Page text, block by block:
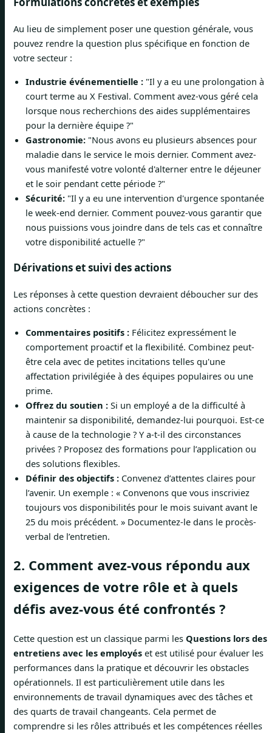
Au lieu de simplement poser une question générale, vous
pouvez rendre la question plus spécifique en fonction de
votre secteur :
Industrie événementielle : "Il y a eu une prolongation à
court terme au X Festival. Comment avez-vous géré cela
lorsque nous recherchions des aides supplémentaires
pour la dernière équipe ?"
Gastronomie: "Nous avons eu plusieurs absences pour
maladie dans le service le mois dernier. Comment avez-
vous manifesté votre volonté d'alterner entre le déjeuner
et le soir pendant cette période ?"
Sécurité: "Il y a eu une intervention d'urgence spontanée
le week-end dernier. Comment pouvez-vous garantir que
nous puissions vous joindre dans de tels cas et connaître
votre disponibilité actuelle ?"
Dérivations et suivi des actions
Les réponses à cette question devraient déboucher sur des
actions concrètes :
Commentaires positifs : Félicitez expressément le
comportement proactif et la flexibilité. Combinez peut-
être cela avec de petites incitations telles qu'une
affectation privilégiée à des équipes populaires ou une
prime.
Offrez du soutien : Si un employé a de la difficulté à
maintenir sa disponibilité, demandez-lui pourquoi. Est-ce
à cause de la technologie ? Y a-t-il des circonstances
privées ? Proposez des formations pour l’application ou
des solutions flexibles.
Définir des objectifs : Convenez d’attentes claires pour
l’avenir. Un exemple : « Convenons que vous inscriviez
toujours vos disponibilités pour le mois suivant avant le
25 du mois précédent. » Documentez-le dans le procès-
verbal de l’entretien.
2. Comment avez-vous répondu aux
exigences de votre rôle et à quels
défis avez-vous été confrontés ?
Cette question est un classique parmi les Questions lors des
entretiens avec les employés et est utilisé pour évaluer les
performances dans la pratique et découvrir les obstacles
opérationnels. Il est particulièrement utile dans les
environnements de travail dynamiques avec des tâches et
des quarts de travail changeants. Cela permet de
comprendre si les rôles attribués et les compétences réelles